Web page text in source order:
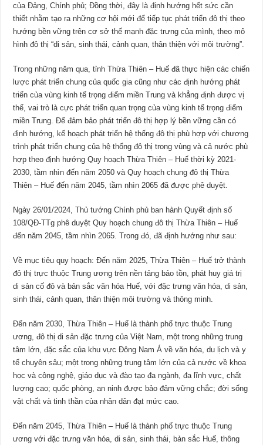
của Đảng, Chính phủ; Đồng thời, đây là định hướng hết sức cần
thiết nhằm tạo ra những cơ hội mới để tiếp tục phát triển đô thị theo
hướng bền vững trên cơ sở thế mạnh đặc trưng của mình, theo mô
hình đô thị “di sản, sinh thái, cảnh quan, thân thiện với môi trường”.
Trong những năm qua, tỉnh Thừa Thiên – Huế đã thực hiện các chiến
lược phát triển chung của quốc gia cũng như các định hướng phát
triển của vùng kinh tế trọng điểm miền Trung và khẳng định được vị
thế, vai trò là cực phát triển quan trọng của vùng kinh tế trọng điểm
miền Trung. Để đảm bảo phát triển đô thị hợp lý bền vững cần có
định hướng, kế hoạch phát triển hệ thống đô thị phù hợp với chương
trình phát triển chung của hệ thống đô thị trong vùng và cả nước phù
hợp theo định hướng Quy hoạch Thừa Thiên – Huế thời kỳ 2021-
2030, tầm nhìn đến năm 2050 và Quy hoạch chung đô thị Thừa
Thiên – Huế đến năm 2045, tầm nhìn 2065 đã được phê duyệt.
Ngày 26/01/2024, Thủ tướng Chính phủ ban hành Quyết định số
108/QĐ-TTg phê duyệt Quy hoạch chung đô thị Thừa Thiên – Huế
đến năm 2045, tầm nhìn 2065. Trong đó, đã định hướng như sau:
Về mục tiêu quy hoạch: Đến năm 2025, Thừa Thiên – Huế trở thành
đô thị trực thuộc Trung ương trên nền tảng bảo tồn, phát huy giá trị
di sản cố đô và bản sắc văn hóa Huế, với đặc trưng văn hóa, di sản,
sinh thái, cảnh quan, thân thiện môi trường và thông minh.
Đến năm 2030, Thừa Thiên – Huế là thành phố trực thuộc Trung
ương, đô thị di sản đặc trưng của Việt Nam, một trong những trung
tâm lớn, đặc sắc của khu vực Đông Nam Á về văn hóa, du lịch và y
tế chuyên sâu; một trong những trung tâm lớn của cả nước về khoa
học và công nghệ, giáo dục và đào tạo đa ngành, đa lĩnh vực, chất
lượng cao; quốc phòng, an ninh được bảo đảm vững chắc; đời sống
vật chất và tinh thần của nhân dân đạt mức cao.
Đến năm 2045, Thừa Thiên – Huế là thành phố trực thuộc Trung
ương với đặc trưng văn hóa, di sản, sinh thái, bản sắc Huế, thông